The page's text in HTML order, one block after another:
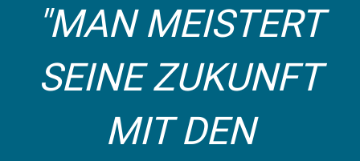
"MAN MEISTERT
SEINE ZUKUNFT
MIT DEN